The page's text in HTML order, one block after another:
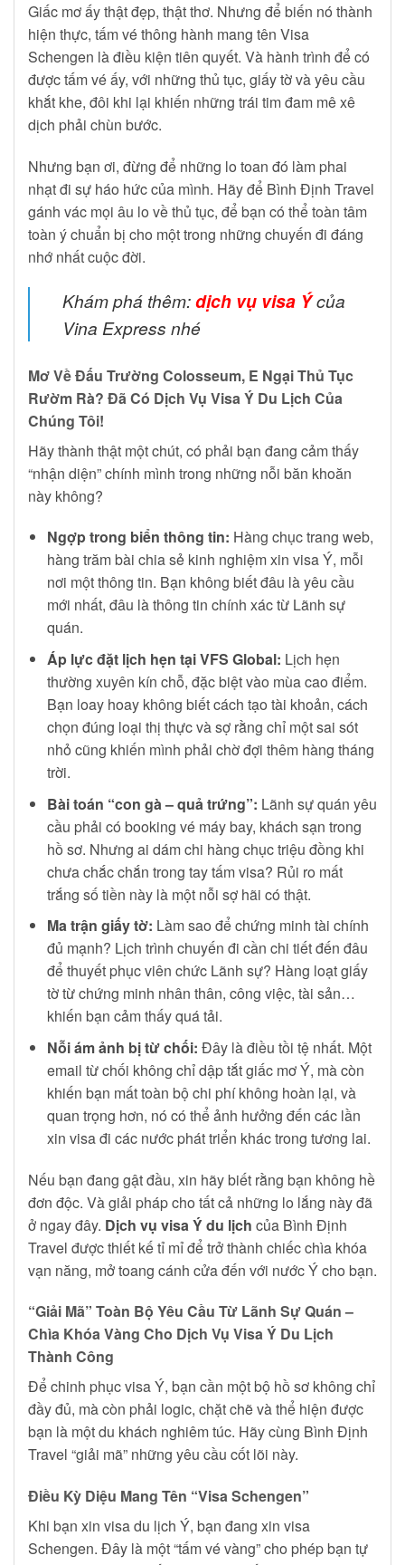
Giấc mơ ấy thật đẹp, thật thơ. Nhưng để biến nó thành
hiện thực, tấm vé thông hành mang tên Visa
Schengen là điều kiện tiên quyết. Và hành trình để có
được tấm vé ấy, với những thủ tục, giấy tờ và yêu cầu
khắt khe, đôi khi lại khiến những trái tim đam mê xê
dịch phải chùn bước.
Nhưng bạn ơi, đừng để những lo toan đó làm phai
nhạt đi sự háo hức của mình. Hãy để Bình Định Travel
gánh vác mọi âu lo về thủ tục, để bạn có thể toàn tâm
toàn ý chuẩn bị cho một trong những chuyến đi đáng
nhớ nhất cuộc đời.
Khám phá thêm:dịch vụ visa Ýcủa
Vina Express nhé
Mơ Về Đấu Trường Colosseum, E Ngại Thủ Tục
Rườm Rà? Đã Có Dịch Vụ Visa Ý Du Lịch Của
Chúng Tôi!
Hãy thành thật một chút, có phải bạn đang cảm thấy
“nhận diện” chính mình trong những nỗi băn khoăn
này không?
Ngợp trong biển thông tin: Hàng chục trang web,
hàng trăm bài chia sẻ kinh nghiệm xin visa Ý, mỗi
nơi một thông tin. Bạn không biết đâu là yêu cầu
mới nhất, đâu là thông tin chính xác từ Lãnh sự
quán.
Áp lực đặt lịch hẹn tại VFS Global: Lịch hẹn
thường xuyên kín chỗ, đặc biệt vào mùa cao điểm.
Bạn loay hoay không biết cách tạo tài khoản, cách
chọn đúng loại thị thực và sợ rằng chỉ một sai sót
nhỏ cũng khiến mình phải chờ đợi thêm hàng tháng
trời.
Bài toán “con gà – quả trứng”: Lãnh sự quán yêu
cầu phải có booking vé máy bay, khách sạn trong
hồ sơ. Nhưng ai dám chi hàng chục triệu đồng khi
chưa chắc chắn trong tay tấm visa? Rủi ro mất
trắng số tiền này là một nỗi sợ hãi có thật.
Ma trận giấy tờ: Làm sao để chứng minh tài chính
đủ mạnh? Lịch trình chuyến đi cần chi tiết đến đâu
để thuyết phục viên chức Lãnh sự? Hàng loạt giấy
tờ từ chứng minh nhân thân, công việc, tài sản…
khiến bạn cảm thấy quá tải.
Nỗi ám ảnh bị từ chối: Đây là điều tồi tệ nhất. Một
email từ chối không chỉ dập tắt giấc mơ Ý, mà còn
khiến bạn mất toàn bộ chi phí không hoàn lại, và
quan trọng hơn, nó có thể ảnh hưởng đến các lần
xin visa đi các nước phát triển khác trong tương lai.
Nếu bạn đang gật đầu, xin hãy biết rằng bạn không hề
đơn độc. Và giải pháp cho tất cả những lo lắng này đã
ở ngay đây. Dịch vụ visa Ý du lịch của Bình Định
Travel được thiết kế tỉ mỉ để trở thành chiếc chìa khóa
vạn năng, mở toang cánh cửa đến với nước Ý cho bạn.
“Giải Mã” Toàn Bộ Yêu Cầu Từ Lãnh Sự Quán –
Chìa Khóa Vàng Cho Dịch Vụ Visa Ý Du Lịch
Thành Công
Để chinh phục visa Ý, bạn cần một bộ hồ sơ không chỉ
đầy đủ, mà còn phải logic, chặt chẽ và thể hiện được
bạn là một du khách nghiêm túc. Hãy cùng Bình Định
Travel “giải mã” những yêu cầu cốt lõi này.
Điều Kỳ Diệu Mang Tên “Visa Schengen”
Khi bạn xin visa du lịch Ý, bạn đang xin visa
Schengen. Đây là một “tấm vé vàng” cho phép bạn tự